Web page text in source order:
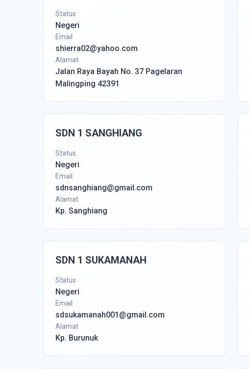
Status
Negeri
Email
shierra02@yahoo.com
Alamat
Jalan Raya Bayah No. 37 Pagelaran
Malingping 42391
SDN 1 SANGHIANG
Status
Negeri
Email
sdnsanghiang@gmail.com
Alamat
Kp. Sanghiang
SDN 1 SUKAMANAH
Status
Negeri
Email
sdsukamanah001@gmail.com
Alamat
Kp. Burunuk